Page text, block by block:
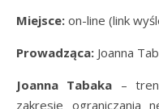
Miejsce: on-line (link
Prowadząca: Joanna
Joanna Tabaka –
zakresie ograniczania